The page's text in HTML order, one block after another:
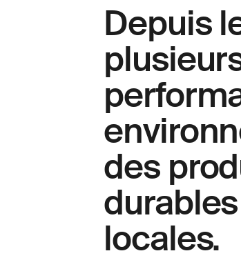
Depuis
des
locales.